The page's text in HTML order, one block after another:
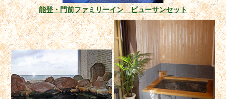
能登・門前ファミリーイン ビューサンセット